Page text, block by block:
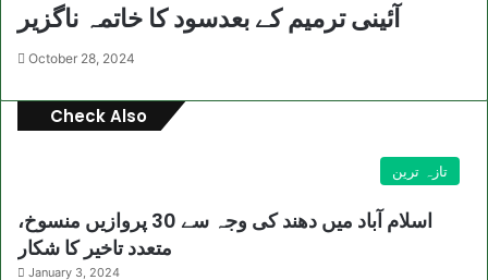
آئینی ترمیم کے بعدسود کا خاتمہ ناگزیر
October 28, 2024
Check Also
تازہ ترین
اسلام آباد میں دھند کی وجہ سے 30 پروازیں منسوخ،
متعدد تاخیر کا شکار
January 3, 2024